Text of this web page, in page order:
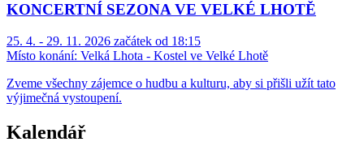
KONCERTNÍ SEZONA VE VELKÉ LHOTĚ
25. 4. - 29. 11. 2026 začátek od 18:15
Místo konání: Velká Lhota - Kostel ve Velké Lhotě
Zveme všechny zájemce o hudbu a kulturu, aby si přišli užít tato
výjimečná vystoupení.
Kalendář